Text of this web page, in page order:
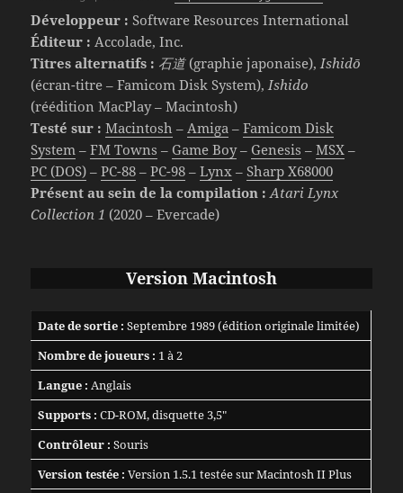
Développeur : Software Resources International
Éditeur : Accolade, Inc.
Titres alternatifs : 石道(graphie japonaise), Ishidō
(écran-titre – Famicom Disk System), Ishido
(réédition MacPlay – Macintosh)
Testé sur : Macintosh – Amiga –Famicom Disk
System –FM Towns – Game Boy– Genesis –MSX –
PC (DOS) –PC-88 –PC-98 –Lynx –Sharp X68000
Présent au sein de la compilation : Atari Lynx
Collection 1 (2020 – Evercade)
Version Macintosh
Date de sortie : Septembre 1989 (édition originale limitée)
Nombre de joueurs : 1 à 2
Langue : Anglais
Supports : CD-ROM, disquette 3,5″
Contrôleur : Souris
Version testée : Version 1.5.1 testée sur Macintosh II Plus